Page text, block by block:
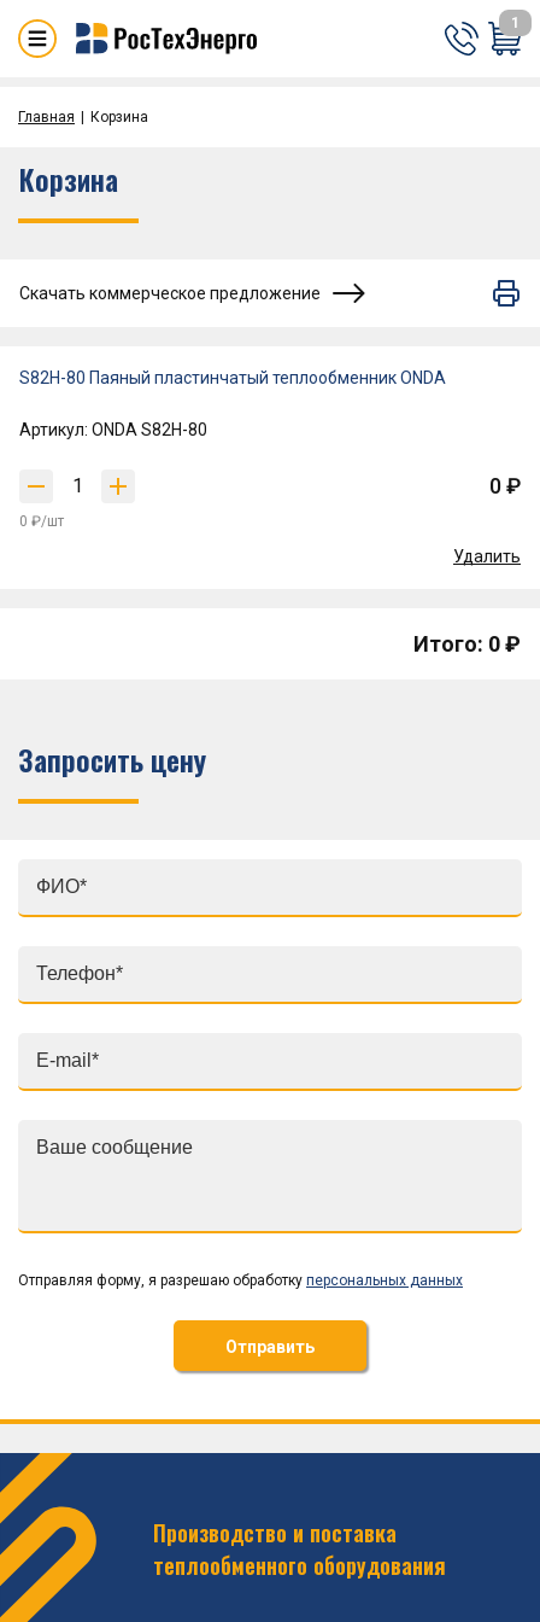
1
Главная Корзина
Корзина
Скачать коммерческое предложение
S82H-80 Паяный пластинчатый теплообменник ONDA
Артикул: ONDA S82H-80
0 ₽
0 ₽/шт
Удалить
Итого: 0 ₽
Запросить цену
Отправляя форму, я разрешаю обработку персональных данных
Отправить
Производство и поставка
теплообменного оборудования